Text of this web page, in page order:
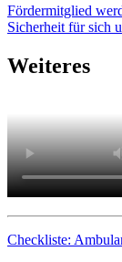
Fördermitglied
Sicherheit für sich
Weiteres
Checkliste: